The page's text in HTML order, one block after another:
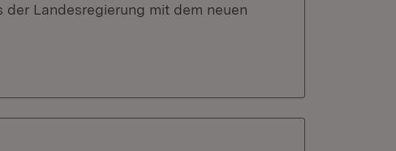
Landesregierung mit dem neuen